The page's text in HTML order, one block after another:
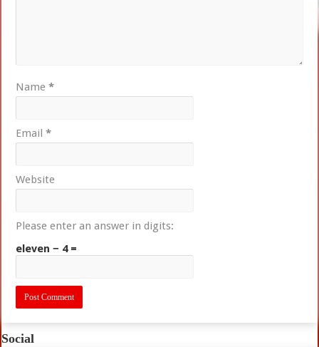
Name*
Email*
Website
Please enter an answer in digits:
eleven − 4 =
Social